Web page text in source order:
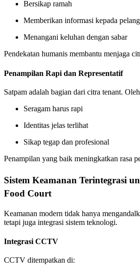
Bersikap ramah
Memberikan informasi kepada
Menangani keluhan dengan sabar
Pendekatan humanis membantu menjaga
Penampilan Rapi dan Representatif
Satpam adalah bagian dari citra tenant.
Seragam harus rapi
Identitas jelas terlihat
Sikap tegap dan profesional
Penampilan yang baik meningkatkan rasa
Sistem Keamanan Terintegrasi
Food Court
Keamanan modern tidak hanya
tetapi juga integrasi sistem teknologi.
Integrasi CCTV
CCTV ditempatkan di: